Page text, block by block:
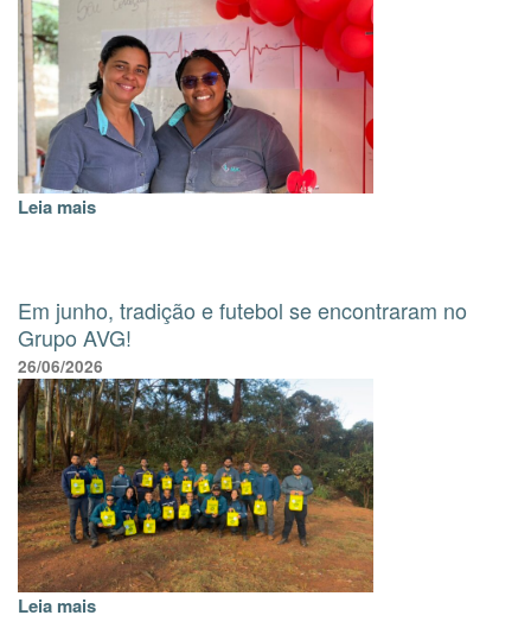
Leia mais
Em junho, tradição e futebol se encontraram no
Grupo AVG!
26/06/2026
Leia mais